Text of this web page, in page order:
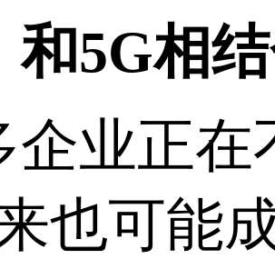
和5G相
企业正在
也可能